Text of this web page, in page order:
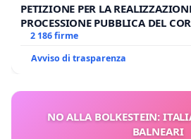
PETIZIONE PER LA
PROCESSIONE PUBBLICA DEL
MILANO
2 186 firme
Avviso di trasparenza
NO ALLA BOLKESTEIN:
BALNEARI